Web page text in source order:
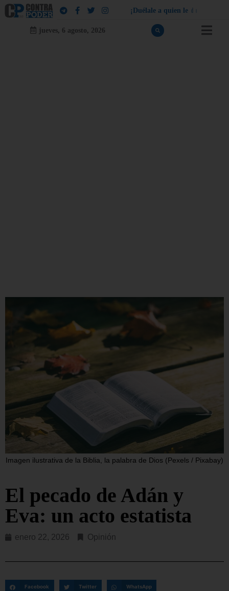
¡ Dué a e a quien e d
jueves, 6 agosto, 2026
Imagen ilustrativa de la Biblia, la palabra de Dios (Pexels / Pixabay)
El pecado de Adán y
Eva: un acto estatista
enero 22, 2026 Opinión
Facebook Twitter WhatsApp